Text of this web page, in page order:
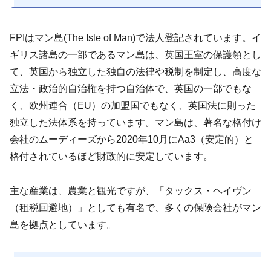
FPIはマン島(The Isle of Man)で法人登記されています。イ
ギリス諸島の一部であるマン島は、英国王室の保護領とし
て、英国から独立した独自の法律や税制を制定し、高度な
立法・政治的自治権を持つ自治体で、英国の一部でもな
く、欧州連合（EU）の加盟国でもなく、英国法に則った
独立した法体系を持っています。マン島は、著名な格付け
会社のムーディーズから2020年10月にAa3（安定的）と
格付されているほど財政的に安定しています。
主な産業は、農業と観光ですが、「タックス・ヘイヴン
（租税回避地）」としても有名で、多くの保険会社がマン
島を拠点としています。